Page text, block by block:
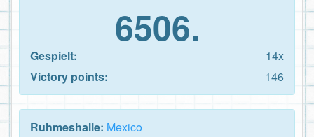
6506.
Gespielt:
14x
Victory points:
146
Ruhmeshalle: Mexico